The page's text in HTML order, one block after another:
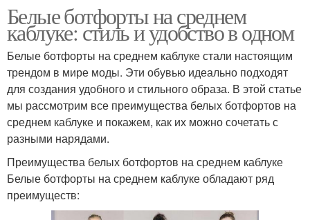
Белые ботфорты на среднем
каблуке: стиль и удобство в одном
Белые ботфорты на среднем каблуке стали настоящим
трендом в мире моды. Эти обувью идеально подходят
для создания удобного и стильного образа. В этой статье
мы рассмотрим все преимущества белых ботфортов на
среднем каблуке и покажем, как их можно сочетать с
разными нарядами.
Преимущества белых ботфортов на среднем каблуке
Белые ботфорты на среднем каблуке обладают ряд
преимуществ: